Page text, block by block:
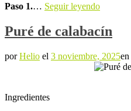
Paso 1.… Seguir leyendo
Puré de calabacín
porHelio el 3 noviembre, 2025en
Ingredientes